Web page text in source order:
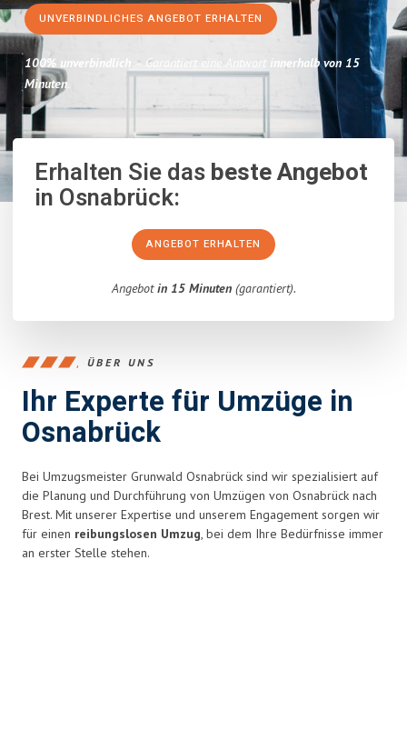
UNVERBINDLICHES ANGEBOT ERHALTEN
100% unverbindlich – Garantiert eine Antwort innerhalb von 15
Minuten.
Erhalten Sie dasbeste Angebot
in Osnabrück:
ANGEBOT ERHALTEN
Angebotin 15 Minuten(garantiert).
ÜBER UNS
Ihr Experte für Umzüge in
Osnabrück
Bei Umzugsmeister Grunwald Osnabrück sind wir spezialisiert auf
die Planung und Durchführung von Umzügen von Osnabrück nach
Brest. Mit unserer Expertise und unserem Engagement sorgen wir
für einen reibungslosen Umzug, bei dem Ihre Bedürfnisse immer
an erster Stelle stehen.